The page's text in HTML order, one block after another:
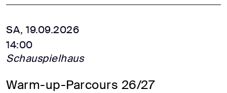
SA, 19.09.2026
14:00
Schauspielhaus
Warm-up-Parcours 26/27